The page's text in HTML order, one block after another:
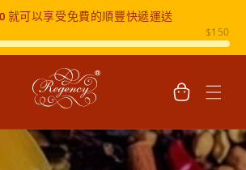
就可以享受免費的順豐快遞運送
物